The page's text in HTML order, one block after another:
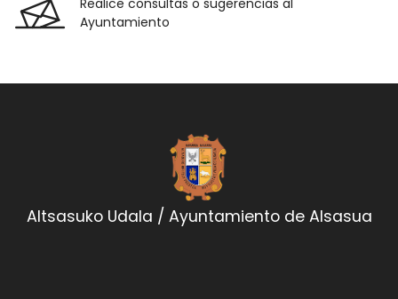
Realice consultas o sugerencias al
Ayuntamiento
Altsasuko Udala / Ayuntamiento de Alsasua